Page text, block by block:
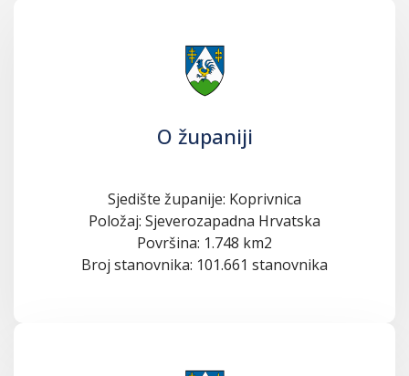
O županiji
Sjedište županije: Koprivnica
Položaj: Sjeverozapadna Hrvatska
Površina: 1.748 km2
Broj stanovnika: 101.661 stanovnika